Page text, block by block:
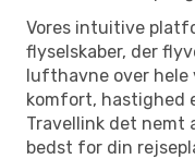
Vores intuitive
flyselskaber, der
lufthavne over hele
komfort, hastighed
Travellink det nemt
bedst for din